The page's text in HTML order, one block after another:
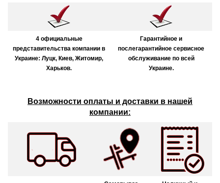
4 официальные
представительства компании в
Украине: Луцк, Киев, Житомир,
Харьков.
Гарантийное и
послегарантийное сервисное
обслуживание по всей
Украине.
Возможности оплаты и доставки в нашей
компании: